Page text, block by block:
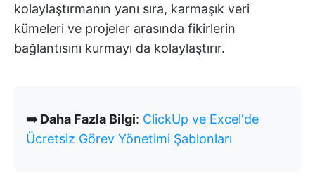
kolaylaştırmanın yanı sıra, karmaşık veri
kümeleri ve projeler arasında fikirlerin
bağlantısını kurmayı da kolaylaştırır.
➡️ Daha Fazla Bilgi: ClickUp ve Excel'de
Ücretsiz Görev Yönetimi Şablonları